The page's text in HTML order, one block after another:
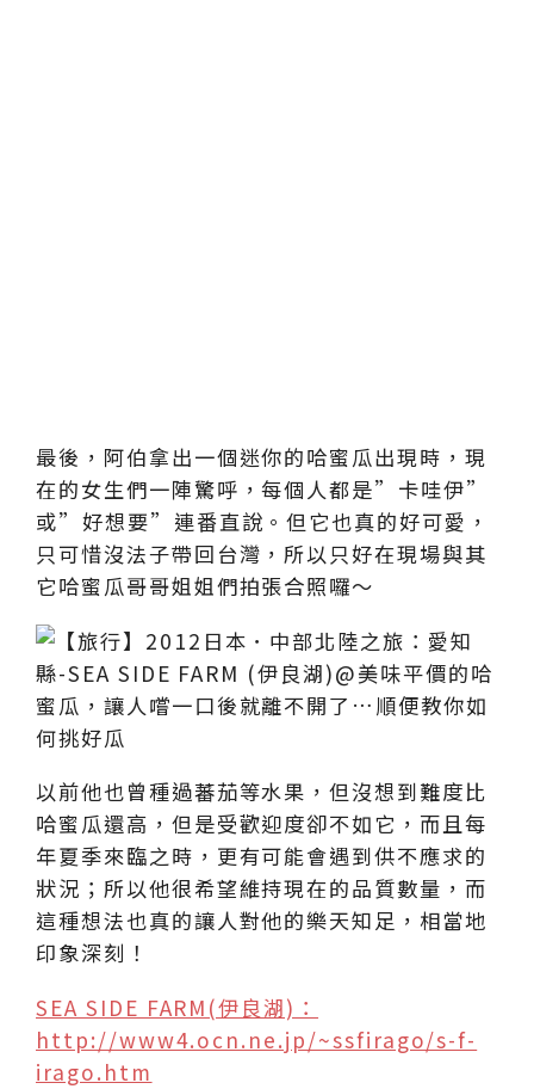
最後，阿伯拿出一個迷你的哈蜜瓜出現時，現
在的女生們一陣驚呼，每個人都是”卡哇伊”
或”好想要”連番直說。但它也真的好可愛，
只可惜沒法子帶回台灣，所以只好在現場與其
它哈蜜瓜哥哥姐姐們拍張合照囉～
以前他也曾種過蕃茄等水果，但沒想到難度比
哈蜜瓜還高，但是受歡迎度卻不如它，而且每
年夏季來臨之時，更有可能會遇到供不應求的
狀況；所以他很希望維持現在的品質數量，而
這種想法也真的讓人對他的樂天知足，相當地
印象深刻！
SEA SIDE FARM(伊良湖)：
http://www4.ocn.ne.jp/~ssfirago/s-f-
irago.htm